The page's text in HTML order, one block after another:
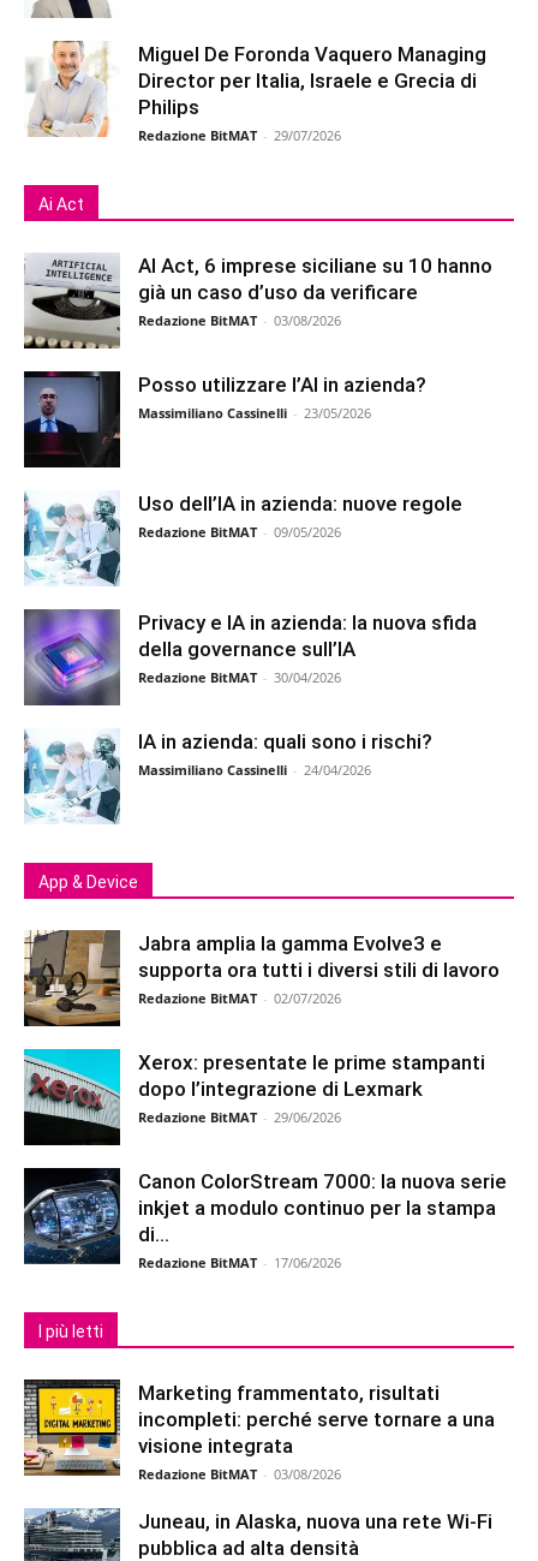
Miguel De Foronda Vaquero Managing
Director per Italia, Israele e Grecia di
Philips
Redazione BitMAT - 29/07/2026
Ai Act
AI Act, 6 imprese siciliane su 10 hanno
già un caso d’uso da verificare
Redazione BitMAT - 03/08/2026
Posso utilizzare l’AI in azienda?
Massimiliano Cassinelli - 23/05/2026
Uso dell’IA in azienda: nuove regole
Redazione BitMAT - 09/05/2026
Privacy e IA in azienda: la nuova sfida
della governance sull’IA
Redazione BitMAT - 30/04/2026
IA in azienda: quali sono i rischi?
Massimiliano Cassinelli - 24/04/2026
App & Device
Jabra amplia la gamma Evolve3 e
supporta ora tutti i diversi stili di lavoro
Redazione BitMAT - 02/07/2026
Xerox: presentate le prime stampanti
dopo l’integrazione di Lexmark
Redazione BitMAT - 29/06/2026
Canon ColorStream 7000: la nuova serie
inkjet a modulo continuo per la stampa
di...
Redazione BitMAT - 17/06/2026
I più letti
Marketing frammentato, risultati
incompleti: perché serve tornare a una
visione integrata
Redazione BitMAT - 03/08/2026
Juneau, in Alaska, nuova una rete Wi-Fi
pubblica ad alta densità